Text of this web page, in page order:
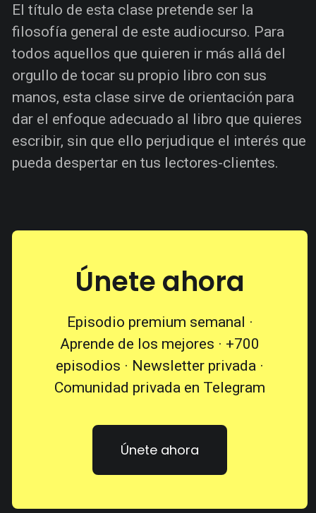
El título de esta clase pretende ser la
filosofía general de este audiocurso. Para
todos aquellos que quieren ir más allá del
orgullo de tocar su propio libro con sus
manos, esta clase sirve de orientación para
dar el enfoque adecuado al libro que quieres
escribir, sin que ello perjudique el interés que
pueda despertar en tus lectores-clientes.
Únete ahora
Episodio premium semanal ·
Aprende de los mejores · +700
episodios · Newsletter privada ·
Comunidad privada en Telegram
Únete ahora